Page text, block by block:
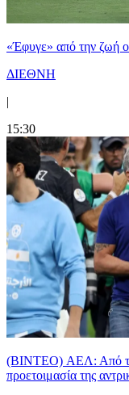
«Έφυγε» από την ζωή
ΔΙΕΘΝΗ
|
15:30
(BINTEO) ΑΕΛ: Από
προετοιμασία της